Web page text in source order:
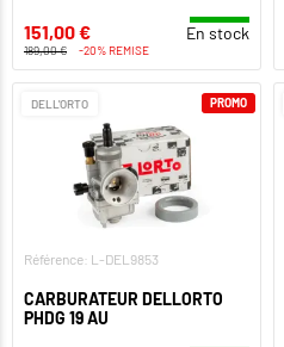
151,00 € En stock
189,00 € -20% REMISE
DELL'ORTO
Référence: L-DEL9853
CARBURATEUR DELLORTO
PHDG 19 AU
PROMO